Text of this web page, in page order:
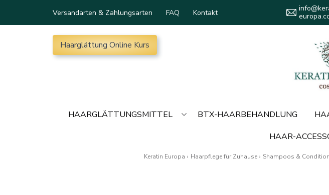
Versandarten & Zahlungsarten FAQ Kontakt
Haarglättung Online Kurs
HAARGLÄTTUNGSMITTEL BTX-HAARBEHANDLUNG
HAAR-
Keratin Europa › Haarpflege für Zuhause › Shampoos &